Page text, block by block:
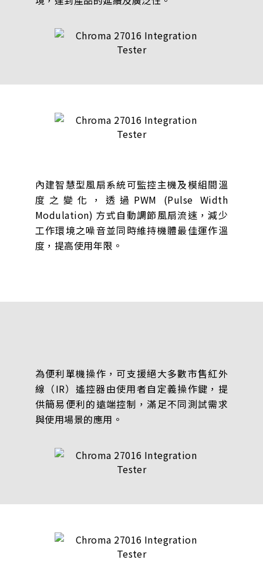
內建智慧型風扇系統可監控主機及模組間溫
度之變化，透過PWM (Pulse Width
Modulation) 方式自動調節風扇流速，減少
工作環境之噪音並同時維持機體最佳運作溫
度，提高使用年限。
為便利單機操作，可支援絕大多數市售紅外
線（IR）遙控器由使用者自定義操作鍵，提
供簡易便利的遠端控制，滿足不同測試需求
與使用場景的應用。